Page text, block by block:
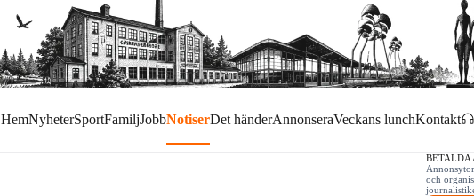
HemNyheterSportFamiljJobbNotiserDet händerAnnonseraVeckans lunchKontakt
BETALDA
och